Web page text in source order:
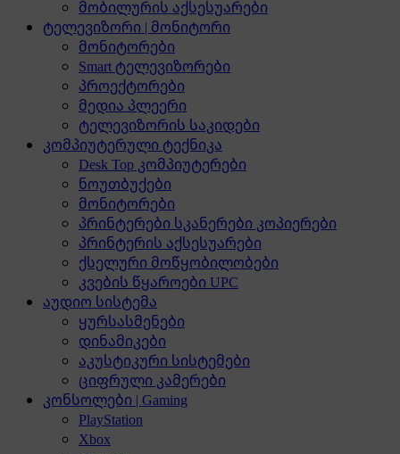
მობილურის აქსესუარები
ტელევიზორი | მონიტორი
მონიტორები
Smart ტელევიზორები
პროექტორები
მედია პლეერი
ტელევიზორის საკიდები
კომპიუტერული ტექნიკა
Desk Top კომპიუტერები
ნოუთბუქები
მონიტორები
პრინტერები სკანერები კოპიერები
პრინტერის აქსესუარები
ქსელური მოწყობილობები
კვების წყაროები UPC
აუდიო სისტემა
ყურსასმენები
დინამიკები
აკუსტიკური სისტემები
ციფრული კამერები
კონსოლები | Gaming
PlayStation
Xbox